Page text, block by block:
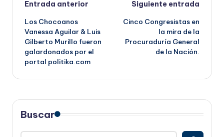
Navegación
de
entradas
Entrada anterior
Los Chocoanos
Vanessa Aguilar & Luis
Gilberto Murillo fueron
galardonados por el
portal politika.com
Siguiente entrada
Cinco Congresistas en
la mira de la
Procuraduría General
de la Nación.
Buscar